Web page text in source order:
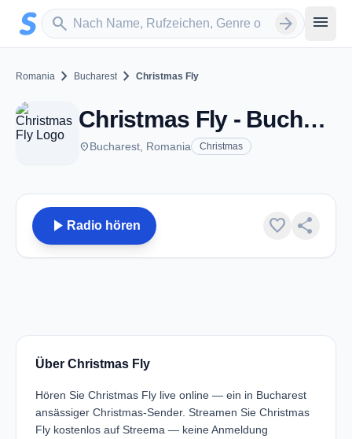
Zum Hauptinhalt springen
search
Sender suchen arrow_forward menu
Romania chevron_right Bucharest chevron_right Christmas Fly
Christmas Fly - Bucharest
placeBucharest, Romania Christmas
play_arrow Radio hören favorite share
Über Christmas Fly
Hören Sie Christmas Fly live online — ein in Bucharest
ansässiger Christmas-Sender. Streamen Sie Christmas
Fly kostenlos auf Streema — keine Anmeldung